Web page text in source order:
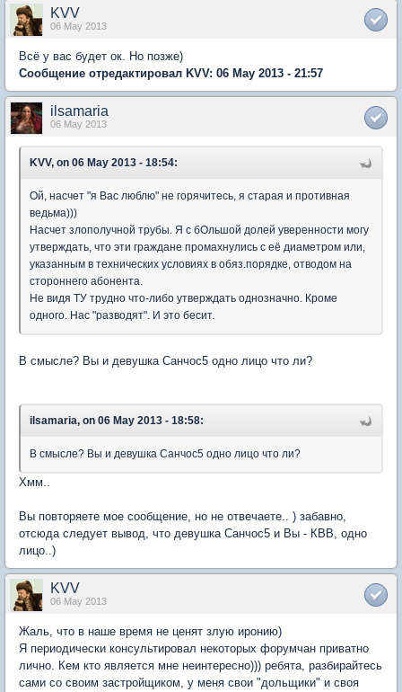
KVV
06 May 2013
Всё у вас будет ок. Но позже)
Сообщение отредактировал KVV: 06 May 2013 - 21:57
ilsamaria
06 May 2013
KVV, on 06 May 2013 - 18:54:
Ой, насчет "я Вас люблю" не горячитесь, я старая и противная
ведьма)))
Насчет злополучной трубы. Я с бОльшой долей уверенности могу
утверждать, что эти граждане промахнулись с её диаметром или,
указанным в технических условиях в обяз.порядке, отводом на
стороннего абонента.
Не видя ТУ трудно что-либо утверждать однозначно. Кроме
одного. Нас "разводят". И это бесит.
В смысле? Вы и девушка Санчос5 одно лицо что ли?
ilsamaria, on 06 May 2013 - 18:58:
В смысле? Вы и девушка Санчос5 одно лицо что ли?
Хмм..
Вы повторяете мое сообщение, но не отвечаете.. ) забавно,
отсюда следует вывод, что девушка Санчос5 и Вы - КВВ, одно
лицо..)
KVV
06 May 2013
Жаль, что в наше время не ценят злую иронию)
Я периодически консультировал некоторых форумчан приватно
лично. Кем кто является мне неинтересно))) ребята, разбирайтесь
сами со своим застройщиком, у меня свои "дольщики" и своя